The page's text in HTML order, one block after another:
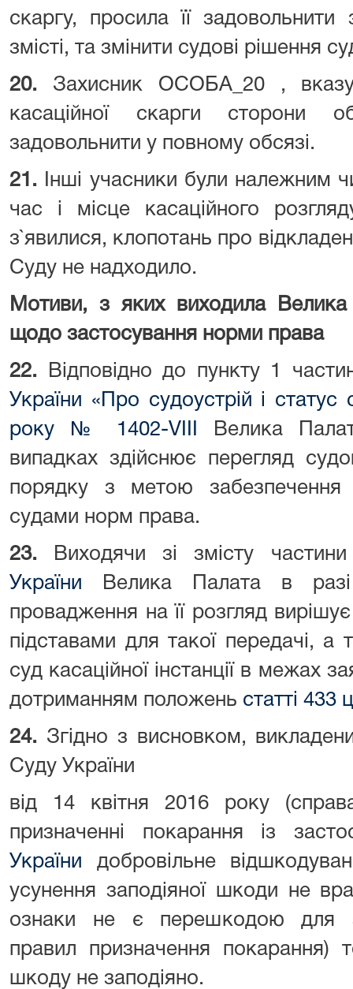
скаргу, просила її задовольнити
змісті, та змінити судові рішення
20. Захисник ОСОБА_20 ,
касаційної скарги сторони
задовольнити у повному обсязі.
21.
Інші учасники були належним
час і місце касаційного
з`явилися, клопотань про
Суду не надходило.
Мотиви, з яких виходила
щодо застосування норми права
22.
Відповідно до пункту 1
України «Про судоустрій і статус
року № 1402-VIII
Велика
випадках здійснює перегляд
порядку з метою забезпечення
судами норм права.
23.
Виходячи зі змісту
України Велика Палата в разі
провадження на її розгляд
підставами для такої передачі,
суд касаційної інстанції в межах
дотриманням положень статті 433
24. Згідно з висновком,
Суду України
від 14 квітня 2016 року
призначенні покарання із
України добровільне
усунення заподіяної шкоди не
ознаки не є перешкодою для
правил призначення покарання)
шкоду не заподіяно.